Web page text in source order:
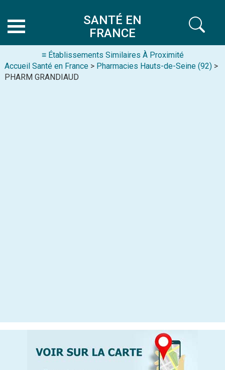
SANTÉ EN
FRANCE
≡ Établissements Similaires À Proximité
Accueil Santé en France > Pharmacies Hauts-de-Seine (92) >
PHARM GRANDIAUD